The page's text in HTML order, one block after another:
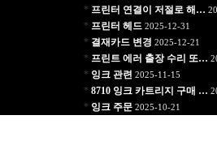
* 프린터 연결이 저절로 해…
* 프린터 헤드 2025-12-31
* 결재카드 변경 2025-12-21
* 프린트 에러 출장 수리 또…
* 잉크 관련 2025-11-15
* 8710 잉크 카트리지 구매 …
* 잉크 주문2025-10-21